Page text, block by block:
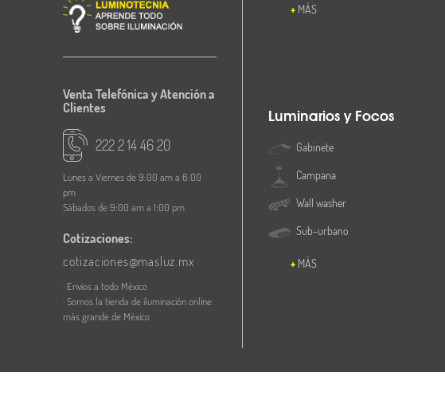
Venta Telefónica y Atención a
Clientes
222 2 14 46 20
Lunes a Viernes de 9:00 am a 6:00
pm
Sábados de 9:00 am a 1:00 pm
Cotizaciones:
cotizaciones@masluz.mx
· Envíos a todo México
· Somos la tienda de iluminación online
más grande de México
MÁS
Luminarios y Focos
Gabinete
Campana
Wall washer
Sub-urbano
MÁS